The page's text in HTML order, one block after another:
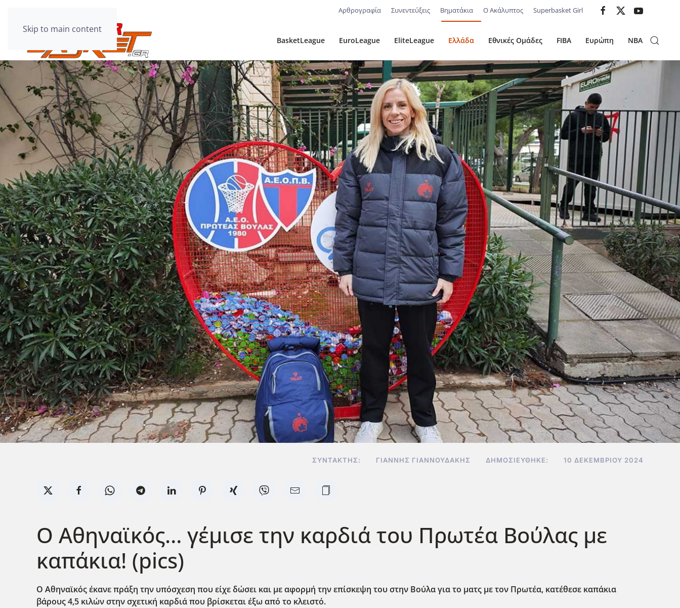
Skip to main content
Αρθρογραφία Συνεντεύξεις Βηματάκια Ο Ακάλυπτος Superbasket Girl
BasketLeague EuroLeague EliteLeague Ελλάδα Εθνικές Ομάδες FIBA Ευρώπη NBA
ΣΥΝΤΆΚΤΗΣ: ΓΙΆΝΝΗΣ ΓΙΑΝΝΟΥΔΆΚΗΣ ΔΗΜΟΣΙΕΎΘΗΚΕ: 10 ΔΕΚΕΜΒΡΊΟΥ 2024
Ο Αθηναϊκός… γέμισε την καρδιά του Πρωτέα Βούλας με
καπάκια! (pics)
Ο Αθηναϊκός έκανε πράξη την υπόσχεση που είχε δώσει και με αφορμή την επίσκεψη του στην Βούλα για το ματς με τον Πρωτέα, κατέθεσε καπάκια
βάρους 4,5 κιλών στην σχετική καρδιά που βρίσκεται έξω από το κλειστό.